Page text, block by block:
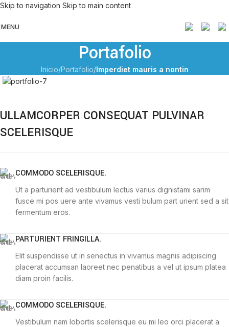
Skip to navigation Skip to main content
MENU
Portafolio
Inicio/Portafolio/Imperdiet mauris a nontin
ULLAMCORPER CONSEQUAT PULVINAR
SCELERISQUE
COMMODO SCELERISQUE.
Ut a parturient ad vestibulum lectus varius dignistami sarim
fusce mi pos uere ante vivamus vesti bulum part urient sed a sit
fermentum eros.
PARTURIENT FRINGILLA.
Elit suspendisse ut in senectus in vivamus magnis adipiscing
placerat accumsan laoreet nec penatibus a vel ut ipsum platea
diam proin facilis.
COMMODO SCELERISQUE.
Vestibulum nam lobortis scelerisque eu mi leo orci placerat a